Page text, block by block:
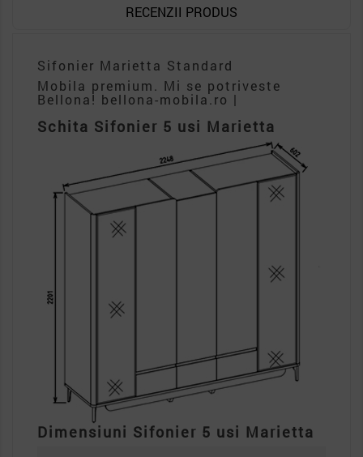
RECENZII PRODUS
Sifonier Marietta Standard
Mobila premium. Mi se potriveste
Bellona! bellona-mobila.ro |
Schita Sifonier 5 usi Marietta
Dimensiuni Sifonier 5 usi Marietta